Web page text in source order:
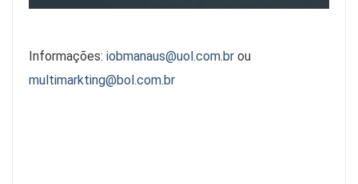
Informações: iobmanaus@uol.com.br ou
multimarkting@bol.com.br